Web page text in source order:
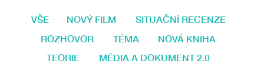
VŠE NOVÝ FILM
SITUAČNÍ RECENZE
ROZHOVOR
TÉMA
NOVÁ KNIHA
TEORIE
MÉDIA A DOKUMENT 2.0